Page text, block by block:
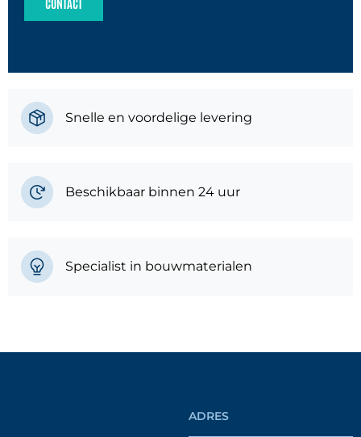
Snelle en voordelige levering
Beschikbaar binnen 24 uur
Specialist in bouwmaterialen
ADRES